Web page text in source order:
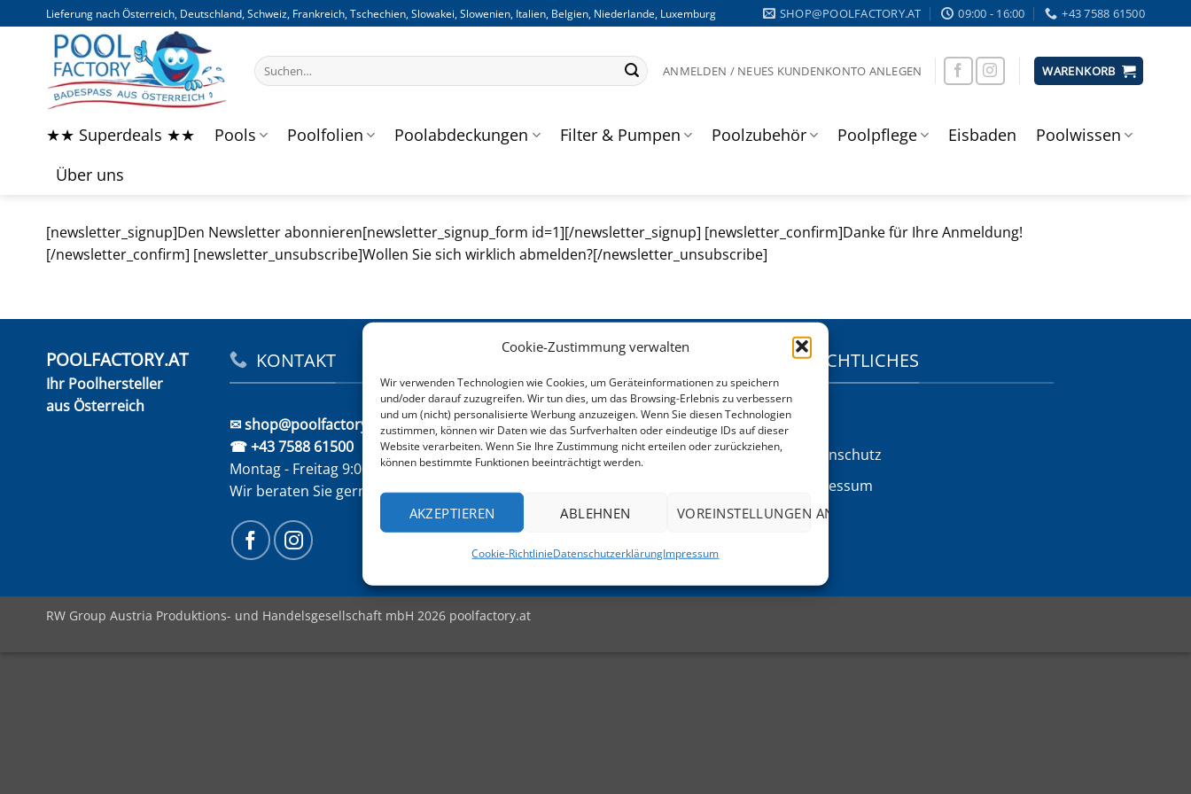
Cookie-Zustimmung verwalten
Wir verwenden Technologien wie Cookies, um Geräteinformationen zu speichern
und/oder darauf zuzugreifen. Wir tun dies, um das Browsing-Erlebnis zu verbessern
und um (nicht) personalisierte Werbung anzuzeigen. Wenn Sie diesen Technologien
zustimmen, können wir Daten wie das Surfverhalten oder eindeutige IDs auf dieser
Website verarbeiten. Wenn Sie Ihre Zustimmung nicht erteilen oder zurückziehen,
können bestimmte Funktionen beeinträchtigt werden.
AKZEPTIEREN ABLEHNEN VOREINSTELLUNGEN ANZEIGEN
Cookie-RichtlinieDatenschutzerklärungImpressum
Inhalt
springen
Lieferung nach Österreich, Deutschland, Schweiz, Frankreich, Tschechien, Slowakei, Slowenien, Italien, Belgien, Niederlande, Luxemburg SHOP@POOLFACTORY.AT 09:00 - 16:00 +43 7588 61500
Suchen
nach:
ANMELDEN / NEUES KUNDENKONTO ANLEGEN WARENKORB
★★ Superdeals ★★ Pools Poolfolien Poolabdeckungen Filter & Pumpen Poolzubehör Poolpflege Eisbaden
Poolwissen
Über uns
[newsletter_signup]Den Newsletter abonnieren[newsletter_signup_form id=1][/newsletter_signup] [newsletter_confirm]Danke für Ihre Anmeldung!
[/newsletter_confirm] [newsletter_unsubscribe]Wollen Sie sich wirklich abmelden?[/newsletter_unsubscribe]
POOLFACTORY.AT
Ihr Poolhersteller
aus Österreich
KONTAKT
✉ shop@poolfactory.at
☎ +43 7588 61500
Montag - Freitag 9:00 bis 16:00 Uhr
Wir beraten Sie gerne
KUNDENSERVICE
Versandkosten
Widerrufs­belehrung
Sofort PayPal MasterCard
Eps
Bank
GiroPayApple
RECHTLICHES
Datenschutz
Impressum
RW Group Austria Produktions- und Handelsgesellschaft mbH 2026 poolfactory.at